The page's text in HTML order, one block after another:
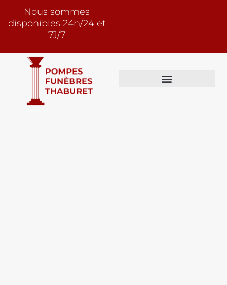
Nous sommes
disponibles 24h/24 et
7J/7